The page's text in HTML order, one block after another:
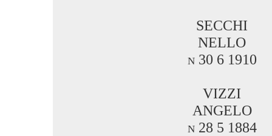
SECCHI
NELLO
n 30 6 1910
VIZZI
ANGELO
n 28 5 1884